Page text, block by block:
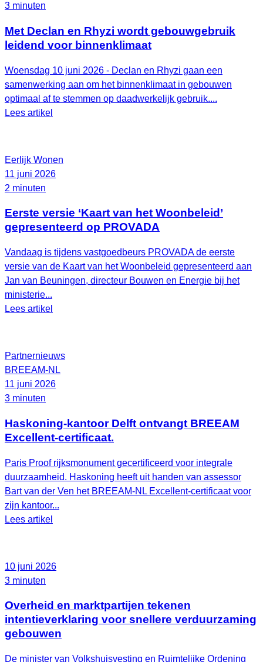
3 minuten
Met Declan en Rhyzi wordt gebouwgebruik
leidend voor binnenklimaat
Woensdag 10 juni 2026 - Declan en Rhyzi gaan een
samenwerking aan om het binnenklimaat in gebouwen
optimaal af te stemmen op daadwerkelijk gebruik....
Lees artikel
Eerlijk Wonen
11 juni 2026
2 minuten
Eerste versie ‘Kaart van het Woonbeleid’
gepresenteerd op PROVADA
Vandaag is tijdens vastgoedbeurs PROVADA de eerste
versie van de Kaart van het Woonbeleid gepresenteerd aan
Jan van Beuningen, directeur Bouwen en Energie bij het
ministerie...
Lees artikel
Partnernieuws
BREEAM-NL
11 juni 2026
3 minuten
Haskoning-kantoor Delft ontvangt BREEAM
Excellent-certificaat.
Paris Proof rijksmonument gecertificeerd voor integrale
duurzaamheid. Haskoning heeft uit handen van assessor
Bart van der Ven het BREEAM‑NL Excellent‑certificaat voor
zijn kantoor...
Lees artikel
10 juni 2026
3 minuten
Overheid en marktpartijen tekenen
intentieverklaring voor snellere verduurzaming
gebouwen
De minister van Volkshuisvesting en Ruimtelijke Ordening